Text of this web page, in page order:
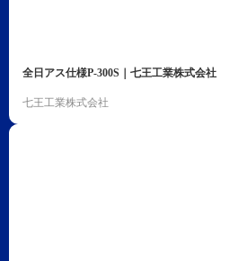
全日アス仕様P-300S｜七王工業株式会社
七王工業株式会社